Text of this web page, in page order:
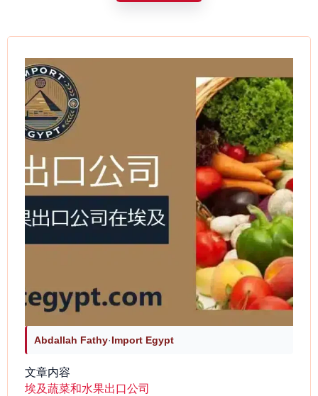
Abdallah Fathy·Import Egypt
文章内容
埃及蔬菜和水果出口公司